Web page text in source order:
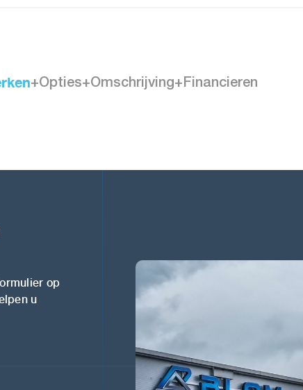
+Opties+Omschrijving+Financieren
op
u